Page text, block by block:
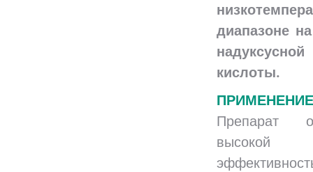
диапазоне
надуксусной
кислоты.
ПРИМЕНЕНИЕ
Препарат
высокой